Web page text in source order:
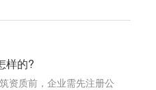
样的?
资质前，企业需先注册公